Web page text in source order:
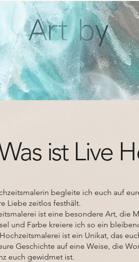
ist Live
begleite ich euch auf
Liebe zeitlos festhält.
ist eine besondere Art, die
und Farbe kreiere ich so ein
ist ein Unikat, das
Geschichte auf eine Weise, die
euch gewidmet ist.